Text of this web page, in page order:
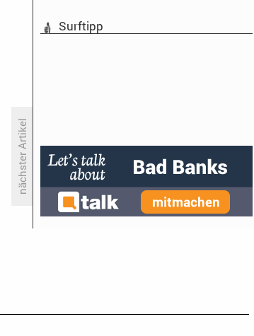
nächster Artikel
Surftipp